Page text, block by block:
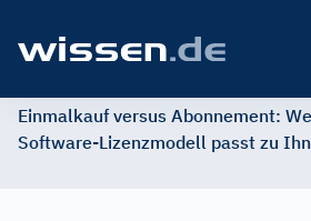
Einmalkauf versus Abonnement:
Software-Lizenzmodell passt zu